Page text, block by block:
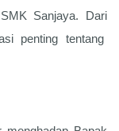
Sanjaya. Dari
penting tentang